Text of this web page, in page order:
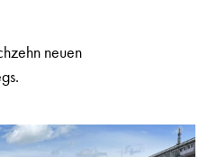
neuen